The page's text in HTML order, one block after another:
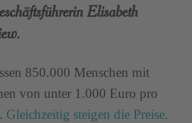
Elisabeth
850.000 Menschen mit
von unter 1.000 Euro pro
Gleichzeitig steigen die Preise.